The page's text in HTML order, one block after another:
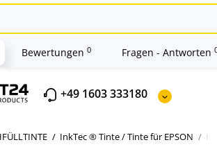
+49 1603 333180
InkTec ® Tinte / Tinte für EPSON
Bewertungen 0 Fragen - Antworten